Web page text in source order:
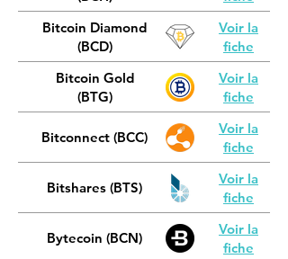
Bitcoin Diamond
(BCD)
Voir la
fiche
Bitcoin Gold
(BTG)
Voir la
fiche
Bitconnect (BCC)
Voir la
fiche
Bitshares (BTS)
Voir la
fiche
Bytecoin (BCN)
Voir la
fiche